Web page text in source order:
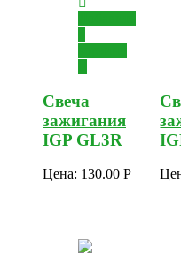
Свеча
зажигания
IGP GL3R
Цена: 130.00 Р